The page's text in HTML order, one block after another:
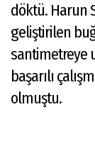
döktü. Harun
geliştirilen
santimetreye
başarılı
olmuştu.